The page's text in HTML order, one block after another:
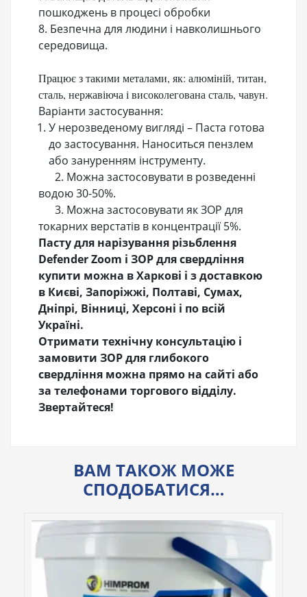
пошкоджень в процесі обробки
8. Безпечна для людини і навколишнього
середовища.
Працює з такими металами, як: алюміній, титан,
сталь, нержавіюча і високолегована сталь, чавун.
Варіанти застосування:
У нерозведеному вигляді – Паста готова
до застосування. Наноситься пензлем
або зануренням інструменту.
2. Можна застосовувати в розведенні
водою 30-50%.
3. Можна застосовувати як ЗОР для
токарних верстатів в концентрації 5%.
Пасту для нарізування різьблення
Defender Zoom і ЗОР для свердління
купити можна в Харкові і з доставкою
в Києві, Запоріжжі, Полтаві, Сумах,
Дніпрі, Вінниці, Херсоні і по всій
Україні.
Отримати технічну консультацію і
замовити ЗОР для глибокого
свердління можна прямо на сайті або
за телефонами торгового відділу.
Звертайтеся!
ВАМ ТАКОЖ МОЖЕ
СПОДОБАТИСЯ…